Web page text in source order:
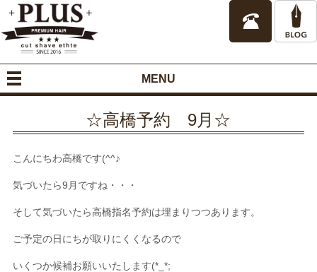
MENU
☆高橋予約 9月☆
こんにちわ高橋です(^^♪
気づいたら9月ですね・・・
そして気づいたら高橋指名予約は埋まりつつあります。
ご予定の日にちが取りにくくなるので
いくつか候補お願いいたします(*_*;